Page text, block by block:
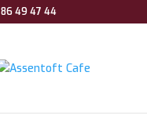
86 49 47 44